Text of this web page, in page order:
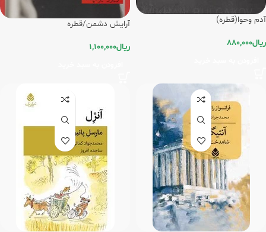
آدم‏ وحوا(قطره)
ریال880,000
آرایش دشمن/قطره
ریال1,100,000